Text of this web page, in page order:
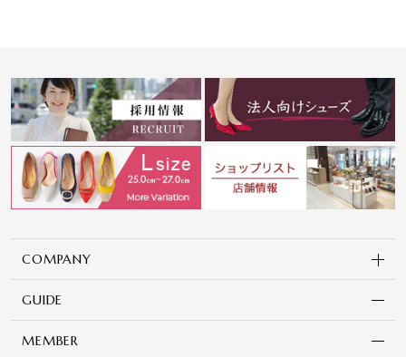
COMPANY
GUIDE
MEMBER